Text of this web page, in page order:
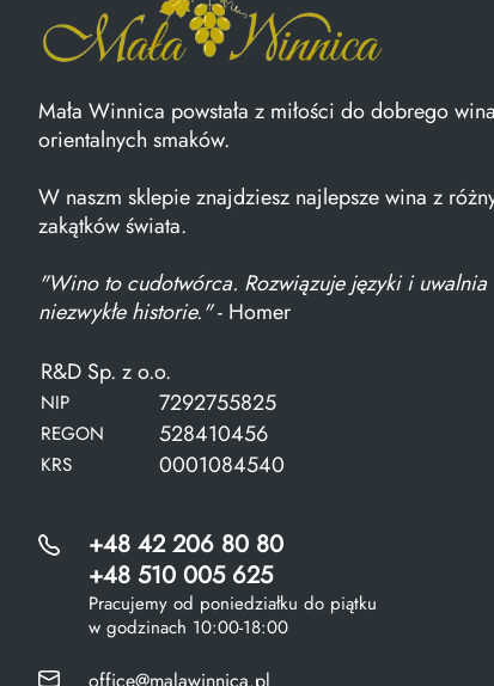
Mała Winnica powstała z miłości do dobrego
orientalnych smaków.
W naszm sklepie znajdziesz najlepsze wina z
zakątków świata.
"Wino to cudotwórca. Rozwiązuje języki i uwalnia
niezwykłe historie."- Homer
R&D Sp. z o.o.
NIP 7292755825
REGON 528410456
KRS 0001084540
+48 42 206 80 80
+48 510 005 625
Pracujemy od poniedziałku do piątku
w godzinach 10:00-18:00
office@malawinnica.pl